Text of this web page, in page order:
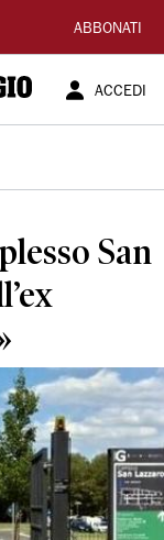
ABBONATI
ACCEDI
San